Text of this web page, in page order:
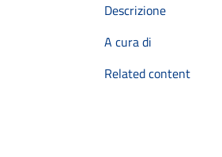
Descrizione
A cura di
Related content